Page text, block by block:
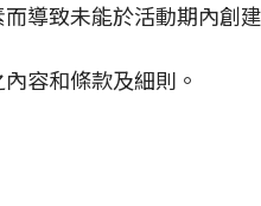
導致未能於活動期內創
容和條款及細則。